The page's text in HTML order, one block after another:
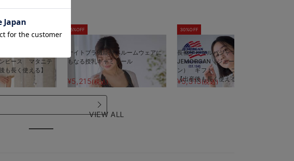
ピース マタニテ
も長く使える】
5%OFF
ナイトブラ機能付 ルームウェアに
もなる授乳キャミソール
¥5,215(税込)
30%OFF
長袖サーマルパジャマ3点セット
JEMORGAN（ジェーイーモーガ
ン） ギフト マタニティ・産後
【出産後も長く使える】
¥5,313 (税込)
VIEW ALL